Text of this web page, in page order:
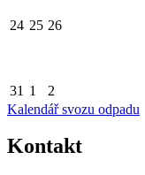
24 25 26
31 1 2
Kalendář svozu odpadu
Kontakt